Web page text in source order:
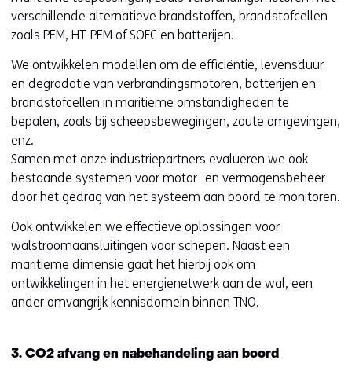
verschillende alternatieve brandstoffen, brandstofcellen
zoals PEM, HT-PEM of SOFC en batterijen.
We ontwikkelen modellen om de efficiëntie, levensduur
en degradatie van verbrandingsmotoren, batterijen en
brandstofcellen in maritieme omstandigheden te
bepalen, zoals bij scheepsbewegingen, zoute omgevingen,
enz.
Samen met onze industriepartners evalueren we ook
bestaande systemen voor motor- en vermogensbeheer
door het gedrag van het systeem aan boord te monitoren.
Ook ontwikkelen we effectieve oplossingen voor
walstroomaansluitingen voor schepen. Naast een
maritieme dimensie gaat het hierbij ook om
ontwikkelingen in het energienetwerk aan de wal, een
ander omvangrijk kennisdomein binnen TNO.
3. CO2 afvang en nabehandeling aan boord